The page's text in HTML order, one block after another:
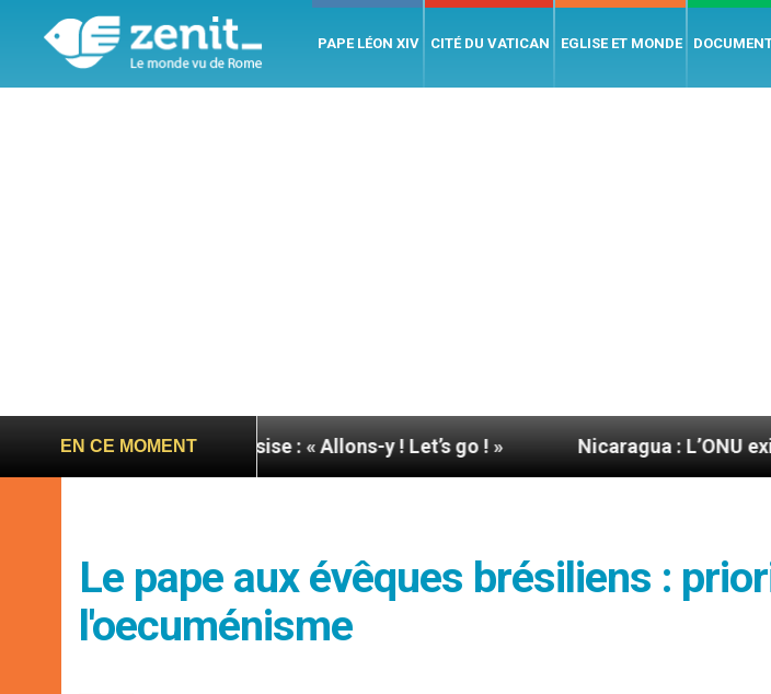
PAPE LÉON XIV CITÉ DU VATICAN EGLISE ET MONDE
EN CE MOMENT
du pape à Assise : « Allons-y ! Let’s go ! » Nicaragua : L’ONU exige des
Le pape aux évêques brésiliens :
l'oecuménisme